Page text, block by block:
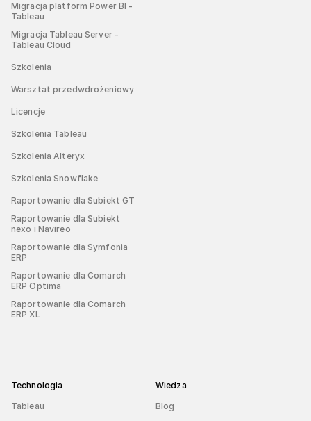
Migracja platform Power BI -
Tableau
Migracja Tableau Server -
Tableau Cloud
Szkolenia
Warsztat przedwdrożeniowy
Licencje
Szkolenia Tableau
Szkolenia Alteryx
Szkolenia Snowflake
Raportowanie dla Subiekt GT
Raportowanie dla Subiekt
nexo i Navireo
Raportowanie dla Symfonia
ERP
Raportowanie dla Comarch
ERP Optima
Raportowanie dla Comarch
ERP XL
Technologia
Tableau
Wiedza
Blog